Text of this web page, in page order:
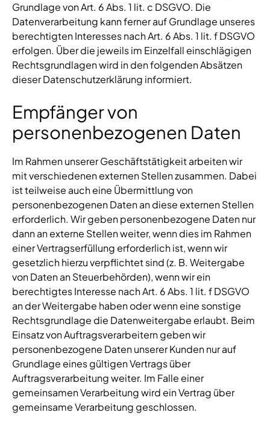
Grundlage von Art. 6 Abs. 1 lit. c DSGVO. Die
Datenverarbeitung kann ferner auf Grundlage unseres
berechtigten Interesses nach Art. 6 Abs. 1 lit. f DSGVO
erfolgen. Über die jeweils im Einzelfall einschlägigen
Rechtsgrundlagen wird in den folgenden Absätzen
dieser Datenschutzerklärung informiert.
Empfänger von
personenbezogenen Daten
Im Rahmen unserer Geschäftstätigkeit arbeiten wir
mit verschiedenen externen Stellen zusammen. Dabei
ist teilweise auch eine Übermittlung von
personenbezogenen Daten an diese externen Stellen
erforderlich. Wir geben personenbezogene Daten nur
dann an externe Stellen weiter, wenn dies im Rahmen
einer Vertragserfüllung erforderlich ist, wenn wir
gesetzlich hierzu verpflichtet sind (z. B. Weitergabe
von Daten an Steuerbehörden), wenn wir ein
berechtigtes Interesse nach Art. 6 Abs. 1 lit. f DSGVO
an der Weitergabe haben oder wenn eine sonstige
Rechtsgrundlage die Datenweitergabe erlaubt. Beim
Einsatz von Auftragsverarbeitern geben wir
personenbezogene Daten unserer Kunden nur auf
Grundlage eines gültigen Vertrags über
Auftragsverarbeitung weiter. Im Falle einer
gemeinsamen Verarbeitung wird ein Vertrag über
gemeinsame Verarbeitung geschlossen.